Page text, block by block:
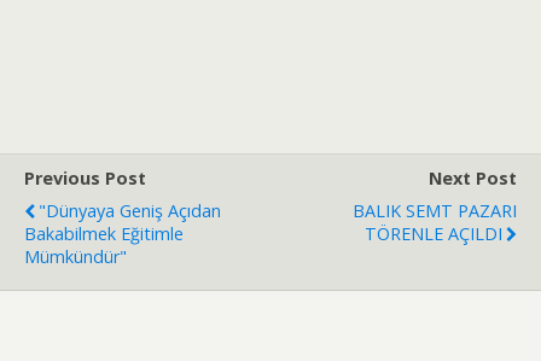
Previous Post
"Dünyaya Geniş Açıdan
Bakabilmek Eğitimle
Mümkündür"
Next Post
BALIK SEMT PAZARI
TÖRENLE AÇILDI